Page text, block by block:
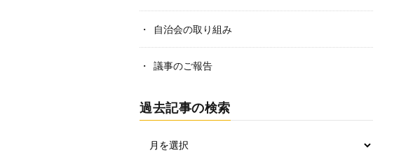
自治会の取り組み
議事のご報告
過去記事の検索